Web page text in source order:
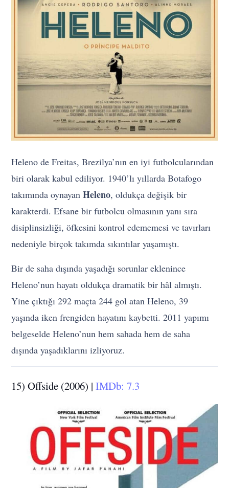
Heleno de Freitas, Brezilya’nın en iyi futbolcularından
biri olarak kabul ediliyor. 1940’lı yıllarda Botafogo
takımında oynayanHeleno, oldukça değişik bir
karakterdi. Efsane bir futbolcu olmasının yanı sıra
disiplinsizliği, öfkesini kontrol edememesi ve tavırları
nedeniyle birçok takımda sıkıntılar yaşamıştı.
Bir de saha dışında yaşadığı sorunlar eklenince
Heleno’nun hayatı oldukça dramatik bir hâl almıştı.
Yine çıktığı 292 maçta 244 gol atan Heleno, 39
yaşında iken frengiden hayatını kaybetti. 2011 yapımı
belgeselde Heleno’nun hem sahada hem de saha
dışında yaşadıklarını izliyoruz.
15) Offside (2006) |IMDb: 7.3